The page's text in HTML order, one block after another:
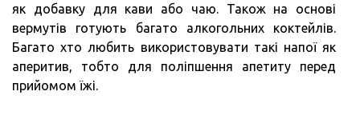
як добавку для кави або чаю. Також на основі
вермутів готують багато алкогольних коктейлів.
Багато хто любить використовувати такі напої як
аперитив, тобто для поліпшення апетиту перед
прийомом їжі.